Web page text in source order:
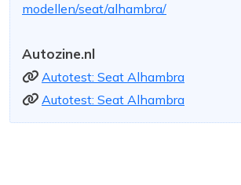
modellen/seat/alhambra/
Autozine.nl
Autotest: Seat Alhambra
Autotest: Seat Alhambra